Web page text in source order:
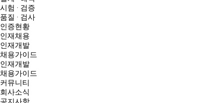
시험 · 검증
품질 · 검사
인증현황
인재채용
인재개발
채용가이드
인재개발
채용가이드
커뮤니티
회사소식